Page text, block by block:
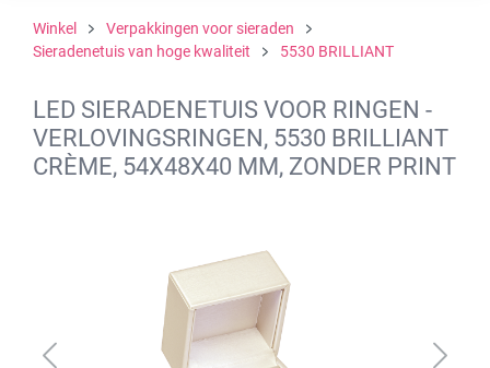
Winkel
Verpakkingen voor sieraden
Sieradenetuis van hoge kwaliteit
5530 BRILLIANT
LED SIERADENETUIS VOOR RINGEN -
VERLOVINGSRINGEN, 5530 BRILLIANT
CRÈME, 54X48X40 MM, ZONDER PRINT